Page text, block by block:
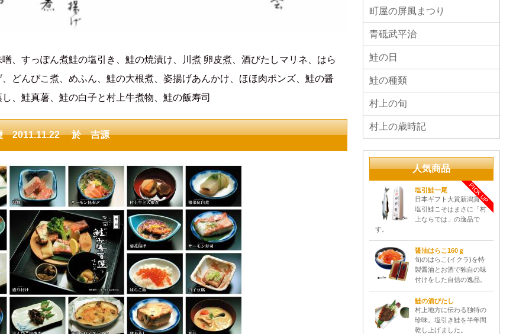
、すっぽん煮鮭の塩引き、鮭の焼漬け、川煮 卵皮煮、酒びたしマリネ、はら
どんびこ煮、めふん、鮭の大根煮、姿揚げあんかけ、ほほ肉ポンズ、鮭の醤
、鮭真薯、鮭の白子と村上牛煮物、鮭の飯寿司
2011.11.22 於 吉源
町屋の屏風まつり
青砥武平治
鮭の日
鮭の種類
村上の旬
村上の歳時記
人気商品
塩引鮭一尾
日本ギフト大賞新潟賞！
塩引鮭こそはまさに「村
上ならでは」の逸品で
す。
PICK UP
醤油はらこ160ｇ
旬のはらこ(イクラ)を特
製醤油とお酒で独自の味
付けをした自信の逸品。
鮭の酒びたし
村上地方に伝わる独特の
珍味。塩引き鮭を半年間
乾し上げました。